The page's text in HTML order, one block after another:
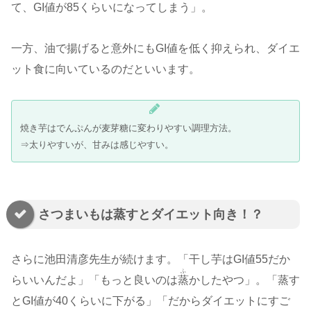
て、GI値が85くらいになってしまう」。
一方、油で揚げると意外にもGI値を低く抑えられ、ダイエ
ット食に向いているのだといいます。
焼き芋はでんぷんが麦芽糖に変わりやすい調理方法。
⇒太りやすいが、甘みは感じやすい。
さつまいもは蒸すとダイエット向き！？
さらに池田清彦先生が続けます。「干し芋はGI値55だか
らいいんだよ」「もっと良いのは蒸
ふ
かしたやつ」。「蒸す
とGI値が40くらいに下がる」「だからダイエットにすご